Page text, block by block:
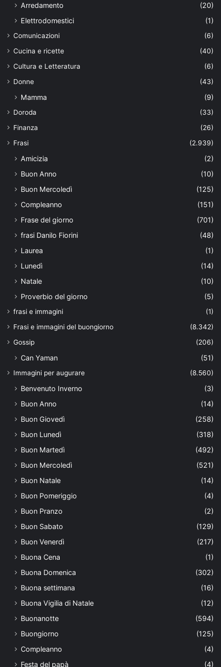
Arredamento
(20)
Elettrodomestici
(1)
Comunicazioni
(6)
Cucina e ricette
(40)
Cultura e Letteratura
(6)
Donne
(43)
Mamma (9)
Doroda
(33)
Finanza
(26)
Frasi
(2.939)
Amicizia
(2)
Buon Anno
(10)
Buon Mercoledì
(125)
Compleanno
(151)
Frase del giorno
(701)
frasi Danilo Fiorini
(48)
Laurea
(1)
Lunedì
(14)
Natale
(10)
Proverbio del giorno
(5)
frasi e immagini
(1)
Frasi e immagini del buongiorno
(8.342)
Gossip
(206)
Can Yaman (51)
Immagini per augurare (8.560)
Benvenuto Inverno
(3)
Buon Anno
(14)
Buon Giovedì
(258)
Buon Lunedì
(318)
Buon Martedì
(492)
Buon Mercoledì
(521)
Buon Natale
(14)
Buon Pomeriggio
(4)
Buon Pranzo
(2)
Buon Sabato
(129)
Buon Venerdì
(217)
Buona Cena
(1)
Buona Domenica
(302)
Buona settimana
(16)
Buona Vigilia di Natale
(12)
Buonanotte
(594)
Buongiorno
(125)
Compleanno
(4)
Festa del papà
(4)